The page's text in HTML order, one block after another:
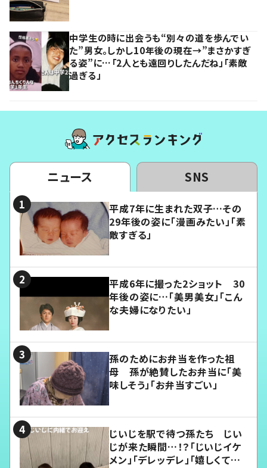
中学生の時に出会うも“別々の道を歩んでい
た”男女。しかし10年後の現在→”まさかすぎ
る姿”に…「2人とも遠回りしたんだね」「素敵
過ぎる」
ニュース SNS
平成7年に生まれた双子…その
29年後の姿に「漫画みたい」「素
敵すぎる」
平成6年に撮った2ショット 30
年後の姿に…「美男美女」「こん
な夫婦になりたい」
孫のためにお弁当を作った祖
母 孫が絶賛したお弁当に「美
味しそう」「お弁当すごい」
じいじを駅で待つ孫たち じい
じが来た瞬間…！？「じいじイケ
メン」「デレッデレ」「嬉しくて可